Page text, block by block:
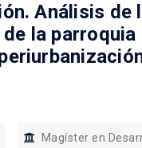
Análisis de
la parroquia
Magíster en